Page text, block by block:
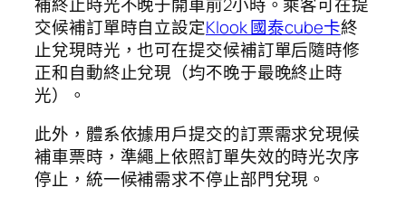
交候補訂單時自立設定Klook 國泰cube卡終
止兌現時光，也可在提交候補訂單后隨時修
正和自動終止兌現（均不晚于最晚終止時
光）。
此外，體系依據用戶提交的訂票需求兌現候
補車票時，準繩上依照訂單失效的時光次序
停止，統一候補需求不停止部門兌現。